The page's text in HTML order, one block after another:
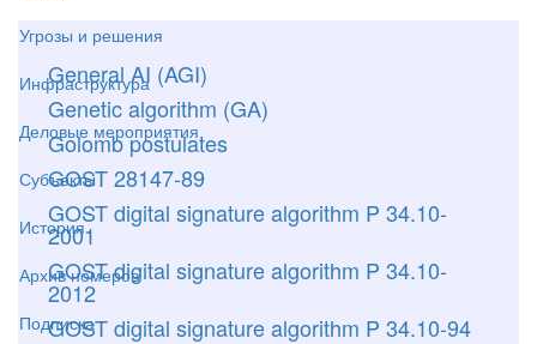
Угрозы и решения
Инфраструктура
Деловые мероприятия
Субъекты
История
Архив номеров
Подписка
General AI (AGI)
Genetic algorithm (GA)
Golomb postulates
GOST 28147-89
GOST digital signature algorithm P 34.10-
2001
GOST digital signature algorithm P 34.10-
2012
GOST digital signature algorithm P 34.10-94